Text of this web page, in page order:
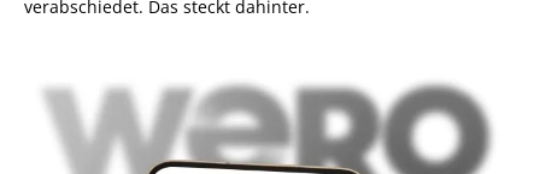
verabschiedet. Das steckt dahinter.